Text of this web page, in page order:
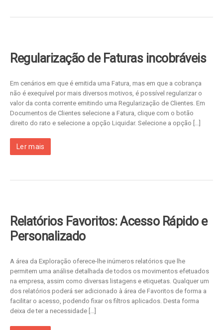
Regularização de Faturas incobráveis
Em cenários em que é emitida uma Fatura, mas em que a cobrança
não é exequível por mais diversos motivos, é possível regularizar o
valor da conta corrente emitindo uma Regularização de Clientes. Em
Documentos de Clientes selecione a Fatura, clique com o botão
direito do rato e selecione a opção Liquidar. Selecione a opção […]
Ler mais
Relatórios Favoritos: Acesso Rápido e
Personalizado
A área da Exploração oferece-lhe inúmeros relatórios que lhe
permitem uma análise detalhada de todos os movimentos efetuados
na empresa, assim como diversas listagens e etiquetas. Qualquer um
dos relatórios poderá ser adicionado à área de Favoritos de forma a
facilitar o acesso, podendo fixar os filtros aplicados. Desta forma
deixa de ter a necessidade […]